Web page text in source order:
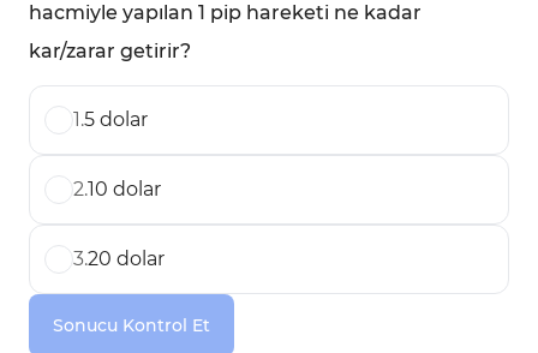
hacmiyle yapılan 1 pip hareketi ne kadar
kar/zarar getirir?
1.5 dolar
2.10 dolar
3.20 dolar
Sonucu Kontrol Et